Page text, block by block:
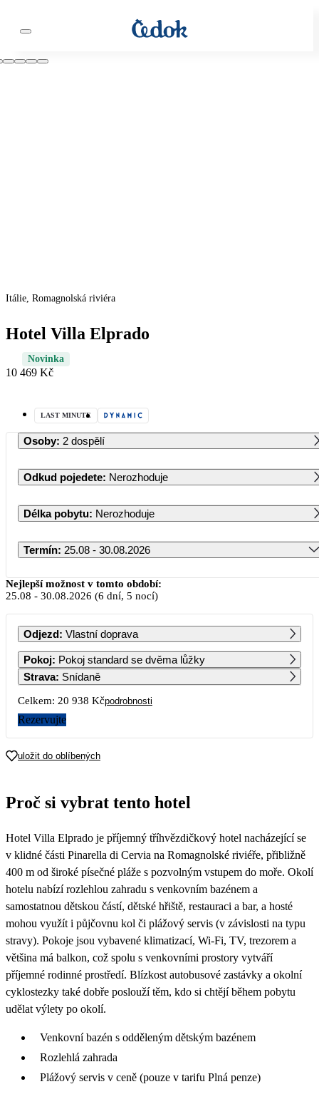
Itálie, Romagnolská riviéra
Hotel Villa Elprado
Novinka
10 469 Kč
LAST MINUTE
Osoby: 2 dospělí
Odkud pojedete: Nerozhoduje
Délka pobytu: Nerozhoduje
Termín: 25.08 - 30.08.2026
Srpen 2026
PO ÚT ST ČT PÁ SO NE
1 2
3 4 5 6 7 8 9
17
24
10 879
25 26 27
31
Nejlepší možnost v tomto období:
25.08 - 30.08.2026 (6 dní, 5 nocí)
Odjezd: Vlastní doprava
Pokoj: Pokoj standard se dvěma lůžky
Strava: Snídaně
Celkem: 20 938 Kčpodrobnosti
Rezervujte
uložit do oblíbených
Proč si vybrat tento hotel
Hotel Villa Elprado je příjemný tříhvězdičkový hotel nacházející se
v klidné části Pinarella di Cervia na Romagnolské riviéře, přibližně
400 m od široké písečné pláže s pozvolným vstupem do moře. Okolí
hotelu nabízí rozlehlou zahradu s venkovním bazénem a
samostatnou dětskou částí, dětské hřiště, restauraci a bar, a hosté
mohou využít i půjčovnu kol či plážový servis (v závislosti na typu
stravy). Pokoje jsou vybavené klimatizací, Wi-Fi, TV, trezorem a
většina má balkon, což spolu s venkovními prostory vytváří
příjemné rodinné prostředí. Blízkost autobusové zastávky a okolní
cyklostezky také dobře poslouží těm, kdo si chtějí během pobytu
udělat výlety po okolí.
Venkovní bazén s odděleným dětským bazénem
Rozlehlá zahrada
Plážový servis v ceně (pouze v tarifu Plná penze)